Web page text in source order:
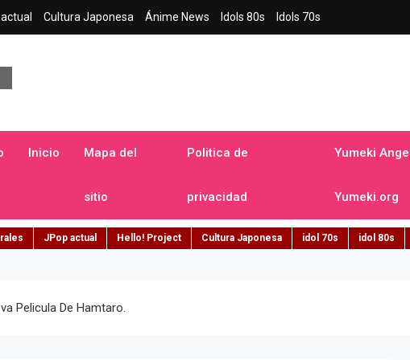
Cultura Japonesa Ánime News Idols 80s Idols 70s
Inicio Mapa del
sitio
Politica de
privacidad
Yumeki
Yumeki.org
JPop actual Hello! Project Cultura Japonesa idol 70s idol 80s
Pelicula De Hamtaro.